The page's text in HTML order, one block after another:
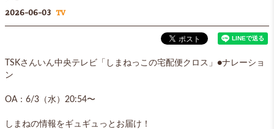
2026-06-03 TV
TSKさんいん中央テレビ「しまねっこの宅配便クロス」●ナレーショ
ン
OA：6/3（水）20:54〜
しまねの情報をギュギュっとお届け！